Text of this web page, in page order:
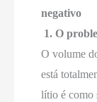
negativo
1. O
O volume
está
lítio é como